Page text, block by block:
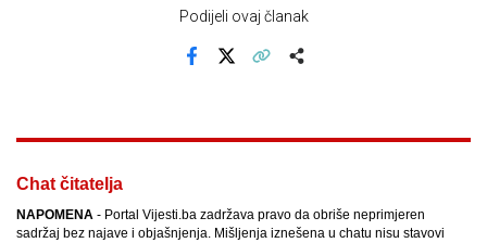
Podijeli ovaj članak
Chat čitatelja
NAPOMENA - Portal Vijesti.ba zadržava pravo da obriše neprimjeren
sadržaj bez najave i objašnjenja. Mišljenja iznešena u chatu nisu stavovi